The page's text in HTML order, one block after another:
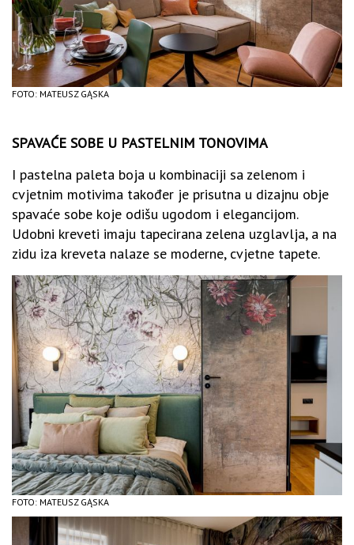
FOTO: MATEUSZ GĄSKA
SPAVAĆE SOBE U PASTELNIM TONOVIMA
I pastelna paleta boja u kombinaciji sa zelenom i
cvjetnim motivima također je prisutna u dizajnu obje
spavaće sobe koje odišu ugodom i elegancijom.
Udobni kreveti imaju tapecirana zelena uzglavlja, a na
zidu iza kreveta nalaze se moderne, cvjetne tapete.
FOTO: MATEUSZ GĄSKA